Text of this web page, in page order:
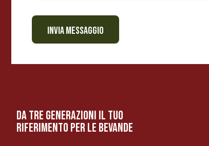
INVIA MESSAGGIO
da tre generazioni il tuo
riferimento per le bevanDe